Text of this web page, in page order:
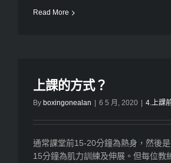
Read More
上課的方式？
By boxingonealan 6 5 月, 2020 4.上課
通常課堂前15-20分鐘為熱身，然後
15分鐘為肌力訓練及伸展。但每位教